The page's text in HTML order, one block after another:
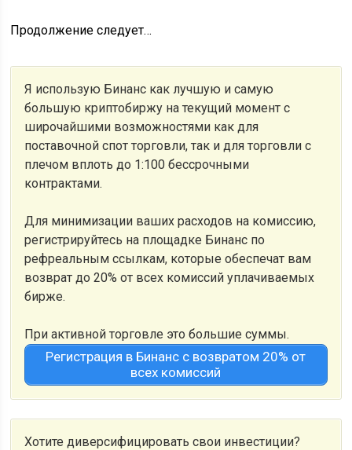
Продолжение следует…
Я использую Бинанс как лучшую и самую
большую криптобиржу на текущий момент с
широчайшими возможностями как для
поставочной спот торговли, так и для торговли с
плечом вплоть до 1:100 бессрочными
контрактами.
Для минимизации ваших расходов на комиссию,
регистрируйтесь на площадке Бинанс по
рефреальным ссылкам, которые обеспечат вам
возврат до 20% от всех комиссий уплачиваемых
бирже.
При активной торговле это большие суммы.
Регистрация в Бинанс с возвратом 20% от
всех комиссий
Хотите диверсифицировать свои инвестиции?